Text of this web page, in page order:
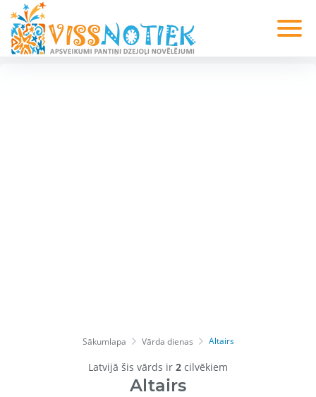
Sākumlapa Vārda dienas Altairs
Latvijā šis vārds ir 2 cilvēkiem
Altairs